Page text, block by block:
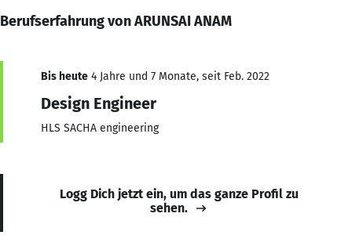
Berufserfahrung von ARUNSAI ANAM
Bis heute 4 Jahre und 7 Monate, seit Feb. 2022
Design Engineer
HLS SACHA engineering
Logg Dich jetzt ein, um das ganze Profil zu
sehen.